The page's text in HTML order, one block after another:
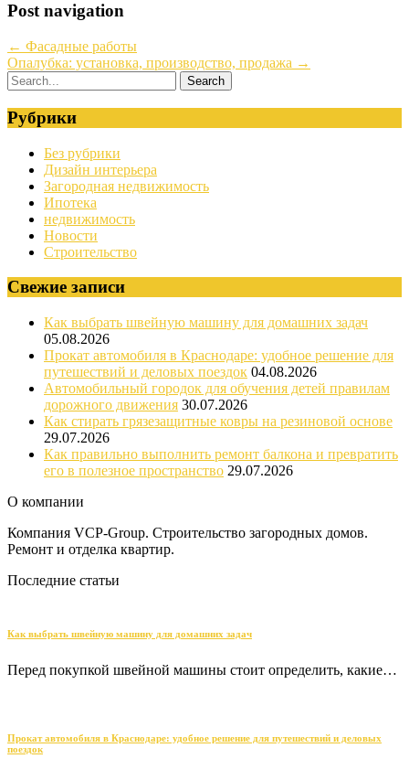
Post navigation
← Фасадные работы
Опалубка: установка, производство, продажа →
Рубрики
Без рубрики
Дизайн интерьера
Загородная недвижимость
Ипотека
недвижимость
Новости
Строительство
Свежие записи
Как выбрать швейную машину для домашних задач
05.08.2026
Прокат автомобиля в Краснодаре: удобное решение для
путешествий и деловых поездок 04.08.2026
Автомобильный городок для обучения детей правилам
дорожного движения 30.07.2026
Как стирать грязезащитные ковры на резиновой основе
29.07.2026
Как правильно выполнить ремонт балкона и превратить
его в полезное пространство 29.07.2026
О компании
Компания VCP-Group. Строительство загородных домов.
Ремонт и отделка квартир.
Последние статьи
Как выбрать швейную машину для домашних задач
Перед покупкой швейной машины стоит определить, какие…
Прокат автомобиля в Краснодаре: удобное решение для путешествий и деловых
поездок